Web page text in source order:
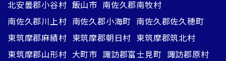
北安曇郡小谷村 飯山市 南佐久郡南牧村
南佐久郡川上村 南佐久郡小海町 南佐久郡佐久穂町
東筑摩郡麻績村 東筑摩郡朝日村 東筑摩郡筑北村
東筑摩郡山形村 大町市 諏訪郡富士見町 諏訪郡原村